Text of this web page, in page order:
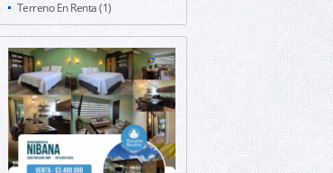
Terreno En Renta (1)